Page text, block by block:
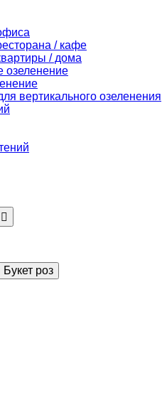
/ кафе
/ дома
озеленение
вертикального озеленения
Букет роз